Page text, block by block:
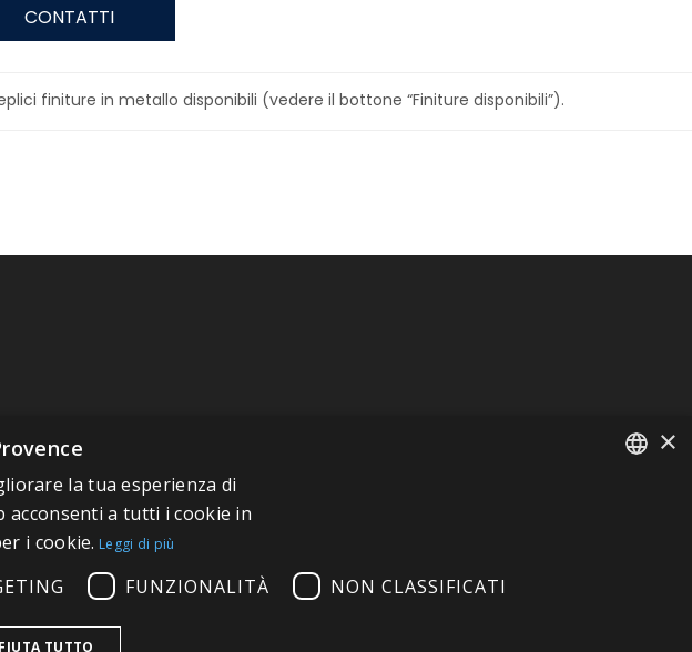
CONTATTI
finiture in metallo disponibili (vedere il bottone “Finiture disponibili”).
×
la tua esperienza di
acconsenti a tutti i cookie in
i cookie. Leggi di più
FUNZIONALITÀ NON CLASSIFICATI
TUTTO